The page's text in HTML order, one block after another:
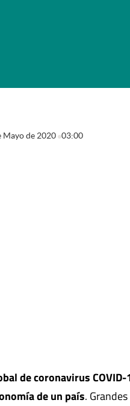
Mayo de 2020 03:00
pestaña
pestaña
nueva pestaña
de coronavirus
de un país.